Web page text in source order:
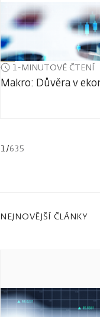
1-MINUTOVÉ ČTENÍ
Makro: Důvěra v
1/635
NEJNOVĚJŠÍ ČLÁNKY